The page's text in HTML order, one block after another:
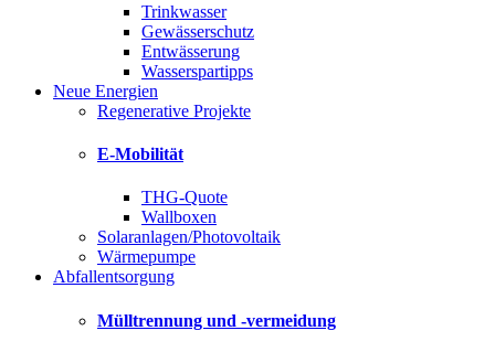
Trinkwasser
Gewässerschutz
Entwässerung
Wasserspartipps
Neue Energien
Regenerative Projekte
E-Mobilität
THG-Quote
Wallboxen
Solaranlagen/Photovoltaik
Wärmepumpe
Abfallentsorgung
Mülltrennung und -vermeidung